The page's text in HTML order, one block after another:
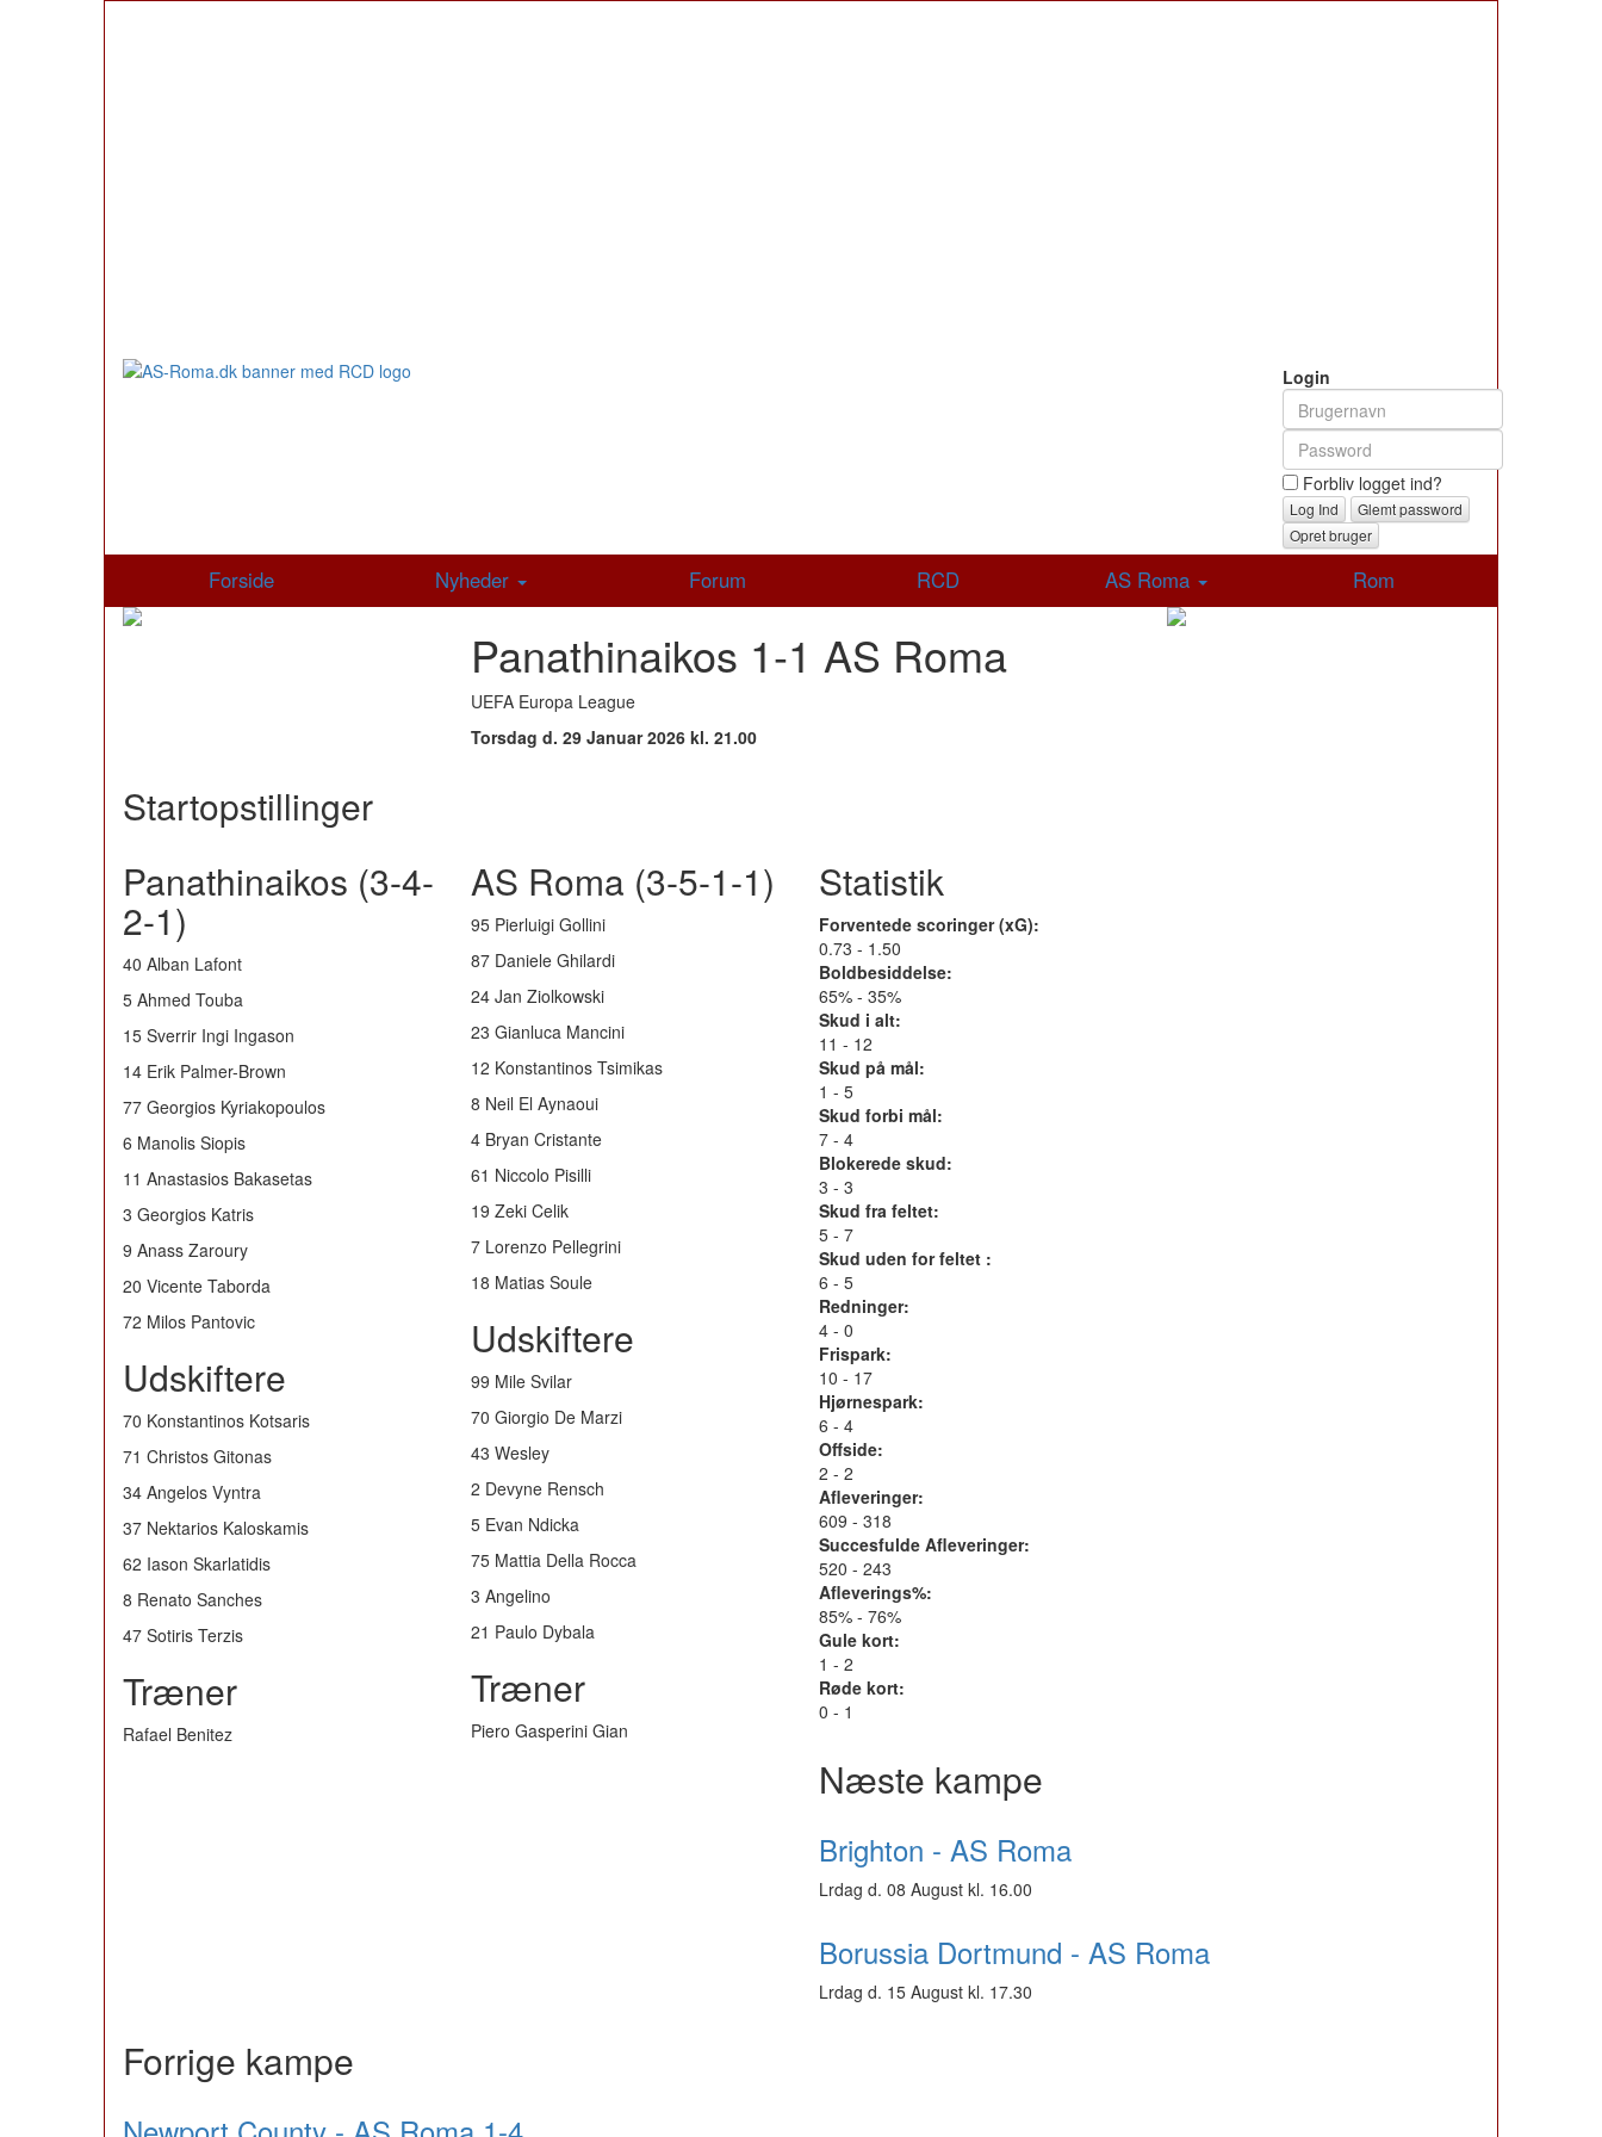
Login
Forbliv logget ind?
Glemt password
Opret bruger
Forside Nyheder Forum RCD AS Roma Rom
Panathinaikos 1-1 AS Roma
UEFA Europa League
Torsdag d. 29 Januar 2026 kl. 21.00
Startopstillinger
Panathinaikos (3-4-
2-1)
40 Alban Lafont
5 Ahmed Touba
15 Sverrir Ingi Ingason
14 Erik Palmer-Brown
77 Georgios Kyriakopoulos
6 Manolis Siopis
11 Anastasios Bakasetas
3 Georgios Katris
9 Anass Zaroury
20 Vicente Taborda
72 Milos Pantovic
Udskiftere
70 Konstantinos Kotsaris
71 Christos Gitonas
34 Angelos Vyntra
37 Nektarios Kaloskamis
62 Iason Skarlatidis
8 Renato Sanches
47 Sotiris Terzis
Træner
Rafael Benitez
AS Roma (3-5-1-1)
95 Pierluigi Gollini
87 Daniele Ghilardi
24 Jan Ziolkowski
23 Gianluca Mancini
12 Konstantinos Tsimikas
8 Neil El Aynaoui
4 Bryan Cristante
61 Niccolo Pisilli
19 Zeki Celik
7 Lorenzo Pellegrini
18 Matias Soule
Udskiftere
99 Mile Svilar
70 Giorgio De Marzi
43 Wesley
2 Devyne Rensch
5 Evan Ndicka
75 Mattia Della Rocca
3 Angelino
21 Paulo Dybala
Træner
Piero Gasperini Gian
Statistik
Forventede scoringer (xG):
0.73 - 1.50
Boldbesiddelse:
65% - 35%
Skud i alt:
11 - 12
Skud på mål:
1 - 5
Skud forbi mål:
7 - 4
Blokerede skud:
3 - 3
Skud fra feltet:
5 - 7
Skud uden for feltet :
6 - 5
Redninger:
4 - 0
Frispark:
10 - 17
Hjørnespark:
6 - 4
Offside:
2 - 2
Afleveringer:
609 - 318
Succesfulde Afleveringer:
520 - 243
Afleverings%:
85% - 76%
Gule kort:
1 - 2
Røde kort:
0 - 1
Næste kampe
Brighton - AS Roma
Lrdag d. 08 August kl. 16.00
Borussia Dortmund - AS Roma
Lrdag d. 15 August kl. 17.30
Forrige kampe